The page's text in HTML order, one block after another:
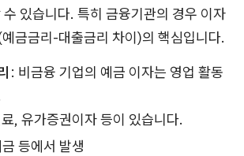
수 있습니다. 특히 금융기관의 경우 이자
금금리-대출금리 차이)의 핵심입니다.
: 비금융 기업의 예금 이자는 영업 활동
, 유가증권이자 등이 있습니다.
등에서 발생